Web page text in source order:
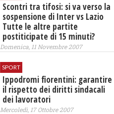
Scontri tra tifosi: si va verso la
sospensione di Inter vs Lazio
Tutte le altre partite
postiticipate di 15 minuti?
Domenica, 11 Novembre 2007
SPORT
Ippodromi fiorentini: garantire
il rispetto dei diritti sindacali
dei lavoratori
Mercoledì, 17 Ottobre 2007